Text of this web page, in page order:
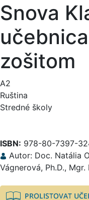
Snova
zošitom
A2
Ruština
Stredné školy
ISBN: 978-80-7397-
Autor: Doc. Natália
Vágnerová, Ph.D.,